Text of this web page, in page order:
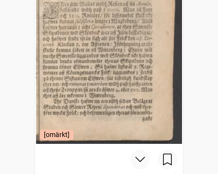
[omärkt]